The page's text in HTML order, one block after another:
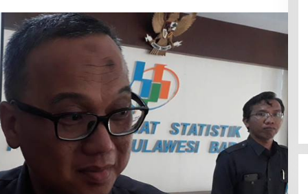
Efektif Cegah Kemacetan BBM,
Pos Pantau Polresta Mamuju
Amankan Jalur SPBU Kali Mamuju